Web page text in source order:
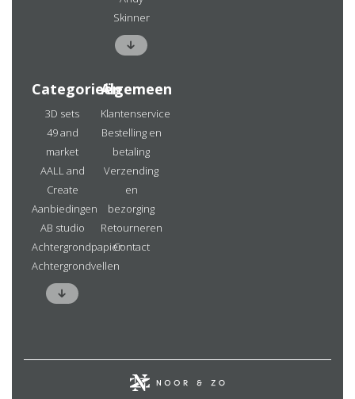
Skinner
Categorieën
3D sets
49 and
market
AALL and
Create
Aanbiedingen
AB studio
Achtergrondpapier
Achtergrondvellen
Algemeen
Klantenservice
Bestelling en
betaling
Verzending
en
bezorging
Retourneren
Contact